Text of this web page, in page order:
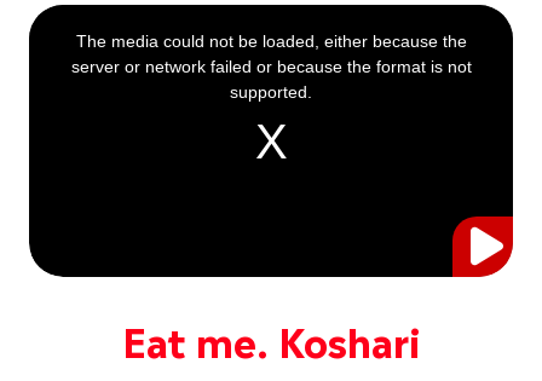
Eat me. Koshari
This
is
a
The media could not be loaded, either because the
server or network failed or because the format is not
supported.